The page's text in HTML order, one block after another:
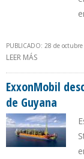
PUBLICADO: 28 de
LEER MÁS
ExxonMobil
de Guyana